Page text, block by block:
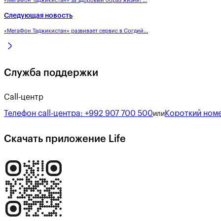
Следующая новость
«МегаФон Таджикистан» развивает сервис в Согдий...
Служба поддержки
Call-центр
Телефон call-центра: +992 907 700 500или Короткий
Скачать приложение Life